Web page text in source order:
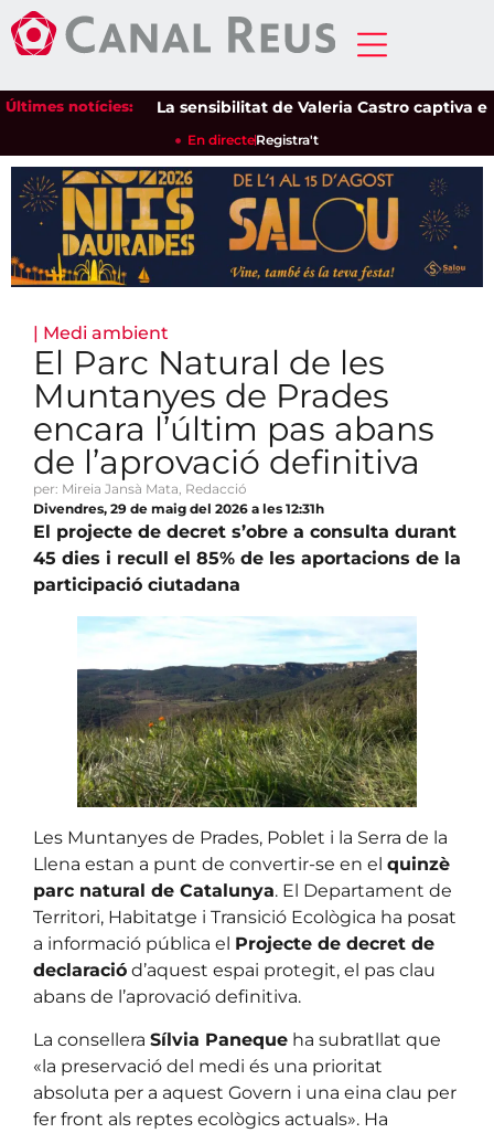
Últimes notícies:La sensibilitat de Valeria Castro captiva el
En directeRegistra't
| Medi ambient
El Parc Natural de les
Muntanyes de Prades
encara l’últim pas abans
de l’aprovació definitiva
per: Mireia Jansà Mata, Redacció
Divendres, 29 de maig del 2026 a les 12:31h
El projecte de decret s’obre a consulta durant
45 dies i recull el 85% de les aportacions de la
participació ciutadana
Les Muntanyes de Prades, Poblet i la Serra de la
Llena estan a punt de convertir-se en el quinzè
parc natural de Catalunya. El Departament de
Territori, Habitatge i Transició Ecològica ha posat
a informació pública el Projecte de decret de
declaració d’aquest espai protegit, el pas clau
abans de l’aprovació definitiva.
La consellera Sílvia Paneque ha subratllat que
«la preservació del medi és una prioritat
absoluta per a aquest Govern i una eina clau per
fer front als reptes ecològics actuals». Ha